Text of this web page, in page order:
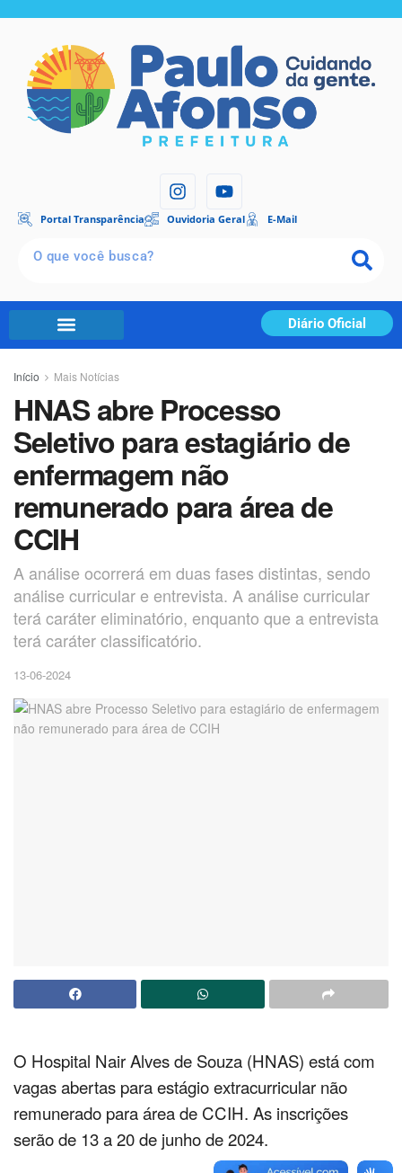
Portal Transparência Ouvidoria Geral E-Mail
Diário Oficial
Início Mais Notícias
HNAS abre Processo
Seletivo para estagiário de
enfermagem não
remunerado para área de
CCIH
A análise ocorrerá em duas fases distintas, sendo
análise curricular e entrevista. A análise curricular
terá caráter eliminatório, enquanto que a entrevista
terá caráter classificatório.
13-06-2024
O Hospital Nair Alves de Souza (HNAS) está com
vagas abertas para estágio extracurricular não
remunerado para área de CCIH. As inscrições
serão de 13 a 20 de junho de 2024.